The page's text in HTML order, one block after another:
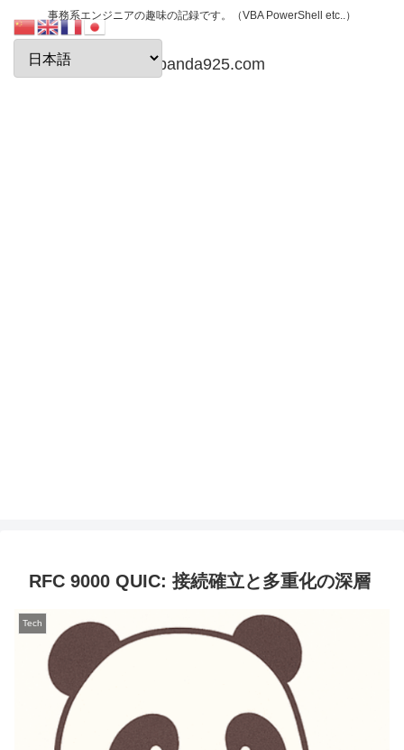
事務系エンジニアの趣味の記録です。（VBA PowerShell etc..）
papanda925.com
RFC 9000 QUIC: 接続確立と多重化の深層
Tech